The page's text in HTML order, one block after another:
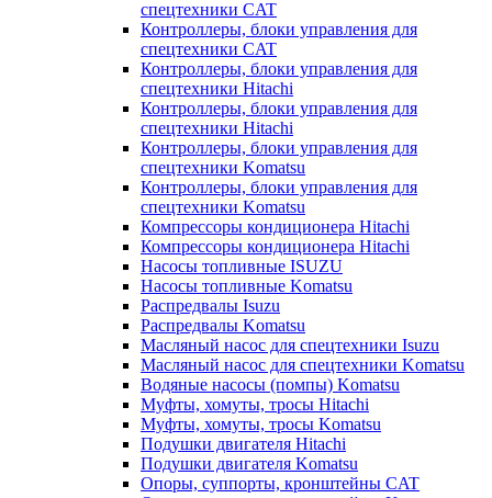
спецтехники CAT
Контроллеры, блоки управления для
спецтехники CAT
Контроллеры, блоки управления для
спецтехники Hitachi
Контроллеры, блоки управления для
спецтехники Hitachi
Контроллеры, блоки управления для
спецтехники Komatsu
Контроллеры, блоки управления для
спецтехники Komatsu
Компрессоры кондиционера Hitachi
Компрессоры кондиционера Hitachi
Насосы топливные ISUZU
Насосы топливные Komatsu
Распредвалы Isuzu
Распредвалы Komatsu
Масляный насос для спецтехники Isuzu
Масляный насос для спецтехники Komatsu
Водяные насосы (помпы) Komatsu
Муфты, хомуты, тросы Hitachi
Муфты, хомуты, тросы Komatsu
Подушки двигателя Hitachi
Подушки двигателя Komatsu
Опоры, суппорты, кронштейны CAT